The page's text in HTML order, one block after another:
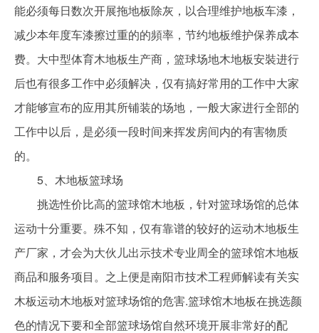
能必须每日数次开展拖地板除灰，以合理维护地板车漆，
减少本年度车漆擦过重的的頻率，节约地板维护保养成本
费。大中型体育木地板生产商，篮球场地木地板安裝进行
后也有很多工作中必须解决，仅有搞好常用的工作中大家
才能够宣布的应用其所铺装的场地，一般大家进行全部的
工作中以后，是必须一段时间来挥发房间内的有害物质
的。
5、木地板篮球场
挑选性价比高的篮球馆木地板，针对篮球场馆的总体
运动十分重要。殊不知，仅有靠谱的较好的运动木地板生
产厂家，才会为大伙儿出示技术专业周全的篮球馆木地板
商品和服务项目。之上便是南阳市技术工程师解读有关实
木板运动木地板对篮球场馆的危害.篮球馆木地板在挑选颜
色的情况下要和全部篮球场馆自然环境开展非常好的配